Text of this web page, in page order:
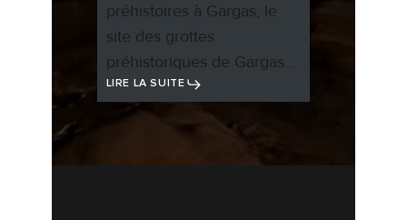
préhistoires à Gargas, le
site des grottes
préhistoriques de Gargas…
LIRE LA SUITE